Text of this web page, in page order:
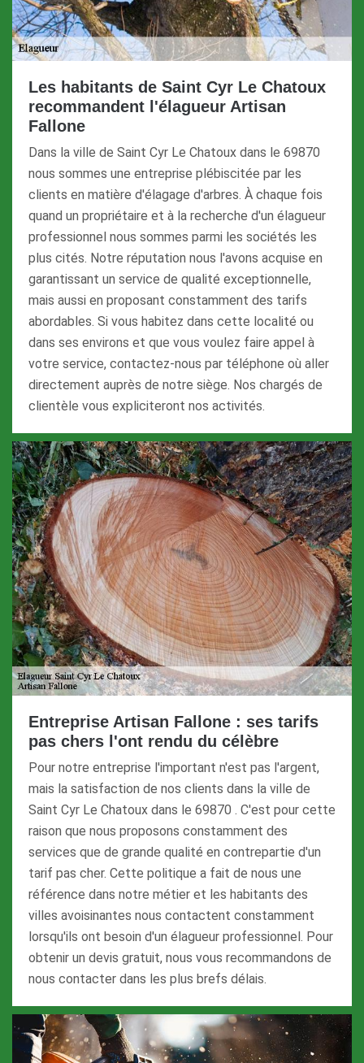
Les habitants de Saint Cyr Le Chatoux
recommandent l'élagueur Artisan
Fallone
Dans la ville de Saint Cyr Le Chatoux dans le 69870
nous sommes une entreprise plébiscitée par les
clients en matière d'élagage d'arbres. À chaque fois
quand un propriétaire et à la recherche d'un élagueur
professionnel nous sommes parmi les sociétés les
plus cités. Notre réputation nous l'avons acquise en
garantissant un service de qualité exceptionnelle,
mais aussi en proposant constamment des tarifs
abordables. Si vous habitez dans cette localité ou
dans ses environs et que vous voulez faire appel à
votre service, contactez-nous par téléphone où aller
directement auprès de notre siège. Nos chargés de
clientèle vous expliciteront nos activités.
Entreprise Artisan Fallone : ses tarifs
pas chers l'ont rendu du célèbre
Pour notre entreprise l'important n'est pas l'argent,
mais la satisfaction de nos clients dans la ville de
Saint Cyr Le Chatoux dans le 69870 . C'est pour cette
raison que nous proposons constamment des
services que de grande qualité en contrepartie d'un
tarif pas cher. Cette politique a fait de nous une
référence dans notre métier et les habitants des
villes avoisinantes nous contactent constamment
lorsqu'ils ont besoin d'un élagueur professionnel. Pour
obtenir un devis gratuit, nous vous recommandons de
nous contacter dans les plus brefs délais.